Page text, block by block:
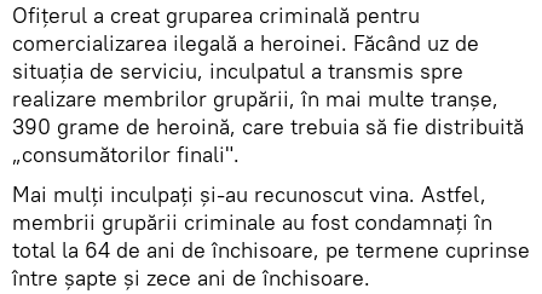
Ofițerul a creat gruparea criminală pentru
comercializarea ilegală a heroinei. Făcând uz de
situația de serviciu, inculpatul a transmis spre
realizare membrilor grupării, în mai multe tranșe,
390 grame de heroină, care trebuia să fie distribuită
„consumătorilor finali".
Mai mulți inculpați și-au recunoscut vina. Astfel,
membrii grupării criminale au fost condamnați în
total la 64 de ani de închisoare, pe termene cuprinse
între șapte și zece ani de închisoare.